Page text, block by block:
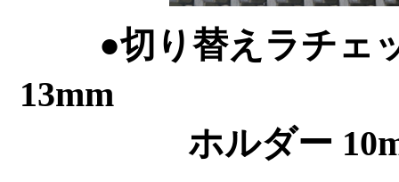
●切り替えラチェ
13mm ●ス
ホル